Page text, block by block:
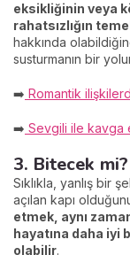
eksikliğinin veya
rahatsızlığın
hakkında
susturmanın bir
➡️ Romantik
➡️ Sevgili ile kavga
3. Bitecek mi?
Sıklıkla, yanlış bir
açılan kapı
etmek, aynı
hayatına daha iyi
olabilir.